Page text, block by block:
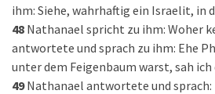
ihm: Siehe, wahrhaftig ein Israelit, in
48 Nathanael spricht zu ihm: Woher
antwortete und sprach zu ihm: Ehe
unter dem Feigenbaum warst, sah ich
49 Nathanael antwortete und sprach: